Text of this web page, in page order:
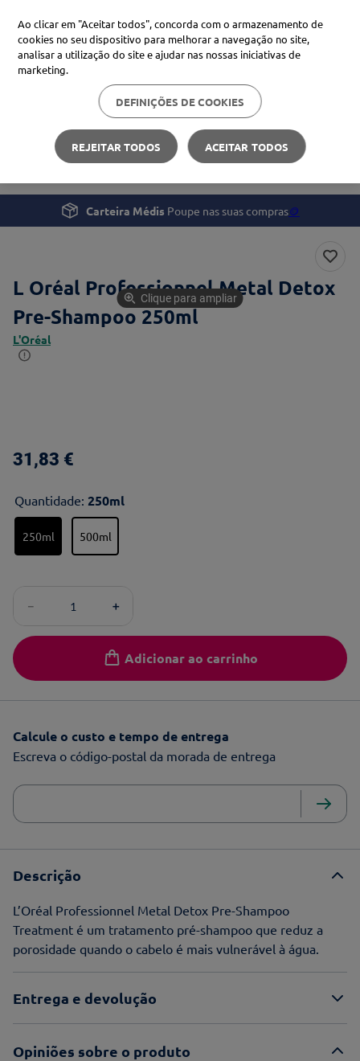
Procure no Marketplace Médis
Pesquisas mais comuns
xiaomi
uriage
4º svr
Beleza e Cuidado pessoal
L Oréal Professionnel Metal Detox Pre-Shampoo
Carteira Médis Poupe nas suas compras🪙
L Oréal Professionnel Metal Detox
Pre-Shampoo 250ml
L'Oréal
Clique para ampliar
31 ,83 €
Quantidade: 250ml
250ml 500ml
＋
－
Adicionar ao carrinho
Calcule o custo e tempo de entrega
Escreva o código-postal da morada de entrega
Descrição
L’Oréal Professionnel Metal Detox Pre-Shampoo
Treatment é um tratamento pré-shampoo que reduz a
porosidade quando o cabelo é mais vulnerável à água.
Entrega e devolução
Opiniões sobre o produto
Ao clicar em "Aceitar todos", concorda com o armazenamento de
cookies no seu dispositivo para melhorar a navegação no site,
analisar a utilização do site e ajudar nas nossas iniciativas de
marketing.
DEFINIÇÕES DE COOKIES
REJEITAR TODOS ACEITAR TODOS